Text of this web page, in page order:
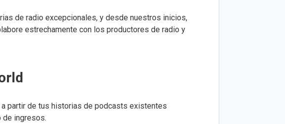
de radio excepcionales, y desde nuestros inicios,
estrechamente con los productores de radio y
a partir de tus historias de podcasts existentes
de ingresos.